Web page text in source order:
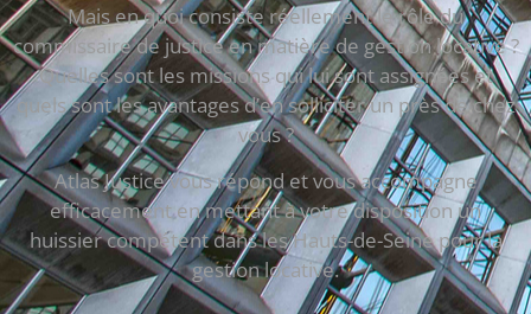
Mais en quoi consiste réellement le rôle du
commissaire de justice en matière de gestion locative ?
Quelles sont les missions qui lui sont assignées et
quels sont les avantages d’en solliciter un près de chez
vous ?
Atlas Justice vous répond et vous accompagne
efficacement en mettant à votre disposition un
huissier compétent dans les Hauts-de-Seine pour la
gestion locative.